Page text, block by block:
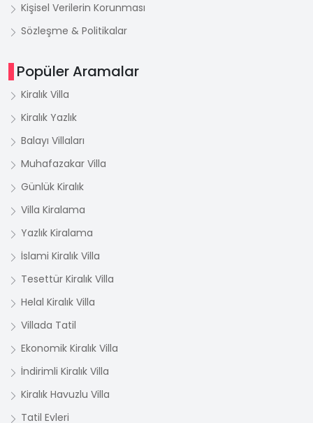
Kişisel Verilerin Korunması
Sözleşme & Politikalar
Popüler Aramalar
Kiralık Villa
Kiralık Yazlık
Balayı Villaları
Muhafazakar Villa
Günlük Kiralık
Villa Kiralama
Yazlık Kiralama
İslami Kiralık Villa
Tesettür Kiralık Villa
Helal Kiralık Villa
Villada Tatil
Ekonomik Kiralık Villa
İndirimli Kiralık Villa
Kiralık Havuzlu Villa
Tatil Evleri